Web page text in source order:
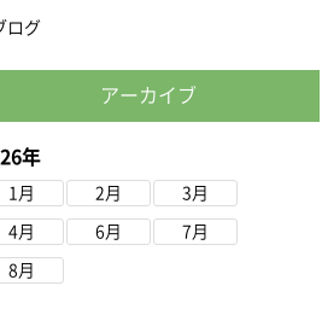
ログ
アーカイブ
年
1月 2月 3月
4月 6月 7月
8月